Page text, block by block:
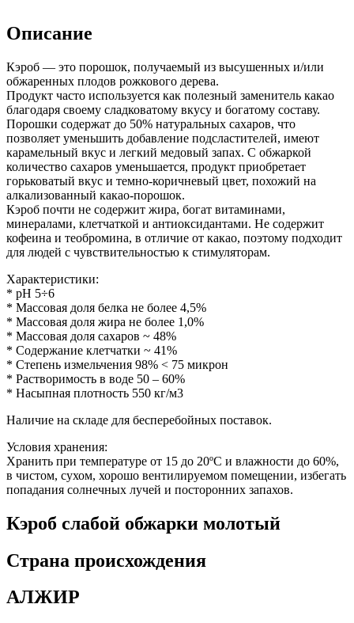
Описание
Кэроб — это порошок, получаемый из высушенных и/или
обжаренных плодов рожкового дерева.
Продукт часто используется как полезный заменитель какао
благодаря своему сладковатому вкусу и богатому составу.
Порошки содержат до 50% натуральных сахаров, что
позволяет уменьшить добавление подсластителей, имеют
карамельный вкус и легкий медовый запах. С обжаркой
количество сахаров уменьшается, продукт приобретает
горьковатый вкус и темно-коричневый цвет, похожий на
алкализованный какао-порошок.
Кэроб почти не содержит жира, богат витаминами,
минералами, клетчаткой и антиоксидантами. Не содержит
кофеина и теобромина, в отличие от какао, поэтому подходит
для людей с чувствительностью к стимуляторам.
Характеристики:
* pH 5÷6
* Массовая доля белка не более 4,5%
* Массовая доля жира не более 1,0%
* Массовая доля сахаров ~ 48%
* Содержание клетчатки ~ 41%
* Степень измельчения 98% ˂ 75 микрон
* Растворимость в воде 50 – 60%
* Насыпная плотность 550 кг/м3
Наличие на складе для бесперебойных поставок.
Условия хранения:
Хранить при температуре от 15 до 20ºС и влажности до 60%,
в чистом, сухом, хорошо вентилируемом помещении, избегать
попадания солнечных лучей и посторонних запахов.
Кэроб слабой обжарки молотый
Страна происхождения
АЛЖИР